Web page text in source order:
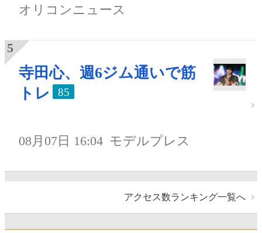
オリコンニュース
寺田心、週6ジム通いで筋
トレ
85
08月07日 16:04 モデルプレス
アクセス数ランキング一覧へ